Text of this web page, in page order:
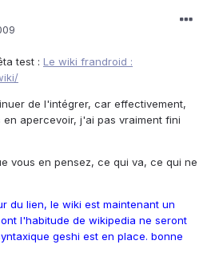
test : Le wiki frandroid :
de l'intégrer, car effectivement,
apercevoir, j'ai pas vraiment fini
vous en pensez, ce qui va, ce qui ne
du lien, le wiki est maintenant un
l'habitude de wikipedia ne seront
geshi est en place. bonne